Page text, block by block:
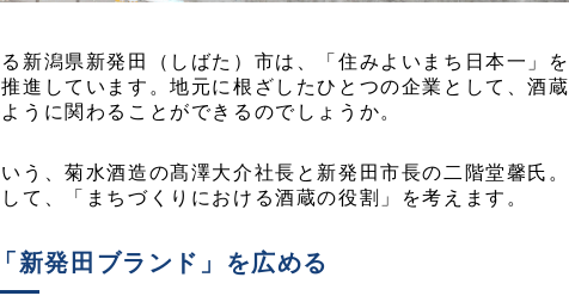
新潟県新発田（しばた）市は、「住みよいまち日本一」を
進しています。地元に根ざしたひとつの企業として、酒蔵
うに関わることができるのでしょうか。
う、菊水酒造の髙澤大介社長と新発田市長の二階堂馨氏。
て、「まちづくりにおける酒蔵の役割」を考えます。
新発田ブランド」を広める